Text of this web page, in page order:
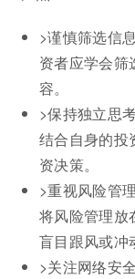
>谨慎筛选信
资者应学会筛
容。
>保持独立思
结合自身的投
资决策。
>重视风险管
将风险管理放
盲目跟风或冲
>关注网络安